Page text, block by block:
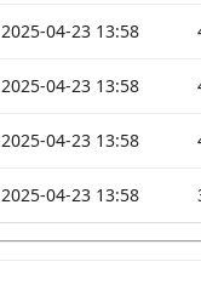
2025-04-23 13:58
2025-04-23 13:58
2025-04-23 13:58
2025-04-23 13:58